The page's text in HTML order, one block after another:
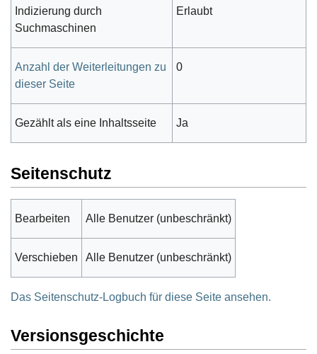
Indizierung durch
Suchmaschinen
Erlaubt
Anzahl der Weiterleitungen zu
dieser Seite
0
Gezählt als eine Inhaltsseite Ja
Seitenschutz
Bearbeiten Alle Benutzer (unbeschränkt)
Verschieben Alle Benutzer (unbeschränkt)
Das Seitenschutz-Logbuch für diese Seite ansehen.
Versionsgeschichte